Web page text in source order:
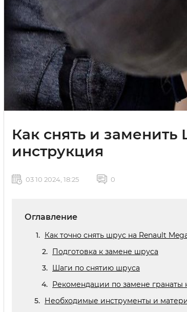
Как снять и
инструкция
03 10 2024, 18:25 0
Оглавление
Как точно снять шрус на Renault
Подготовка к замене шруса
Шаги по снятию шруса
Рекомендации по замене гранаты
Необходимые инструменты и